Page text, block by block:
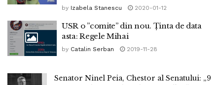
by Izabela Stanescu 2020-01-12
USR o ”comite” din nou. Ținta de data
asta: Regele Mihai
by Catalin Serban 2019-11-28
Senator Ninel Peia, Chestor al Senatului: „9